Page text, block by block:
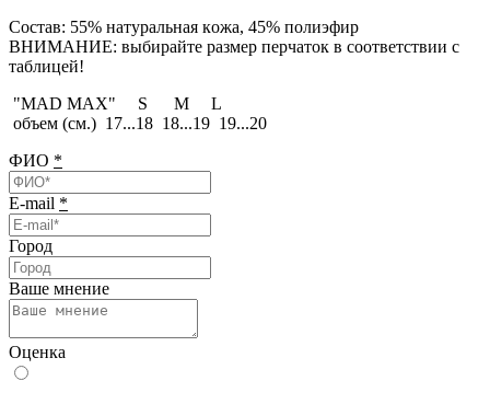
Состав: 55% натуральная кoжa, 45% пoлиэфир
ВНИМАНИЕ: выбирайте размер перчаток в соответствии с
таблицей!
"MAD MAX" S M L
объем (см.) 17...18 18...19 19...20
ФИО *
E-mail *
Город
Ваше мнение
Оценка